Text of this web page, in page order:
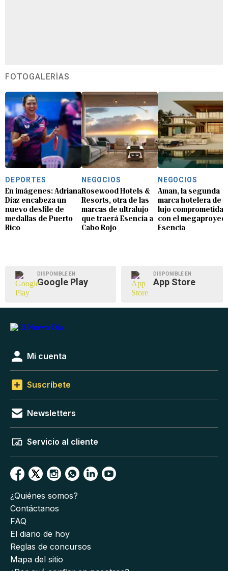
FOTOGALERÍAS
DEPORTES
En imágenes: Adriana
Díaz encabeza un
nuevo desfile de
medallas de Puerto
Rico
NEGOCIOS
Rosewood Hotels &
Resorts, otra de las
marcas de ultralujo
que traerá Esencia a
Cabo Rojo
NEGOCIOS
Aman, la segunda
marca hotelera de
lujo comprometida
con el
Esencia
DISPONIBLE EN
Google Play
DISPONIBLE EN
App Store
Mi cuenta
Suscríbete
Newsletters
Servicio al cliente
¿Quiénes somos?
Contáctanos
FAQ
El diario de hoy
Reglas de concursos
Mapa del sitio